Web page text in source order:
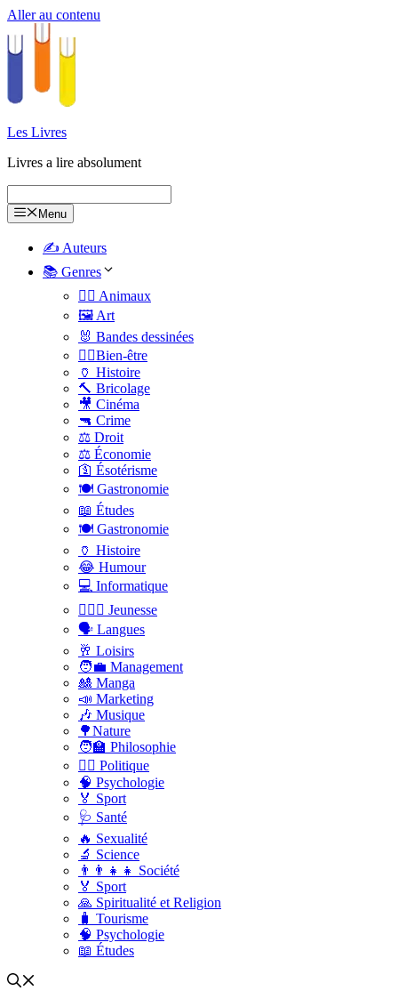
Aller au contenu
Les Livres
Livres a lire absolument
Menu
✍️ Auteurs
📚 Genres
🐕‍🦺 Animaux
🖼️ Art
🐰 Bandes dessinées
🧑‍⚕️Bien-être
🏺 Histoire
🔨 Bricolage
🎥 Cinéma
🔫 Crime
⚖️ Droit
⚖️ Économie
🛐 Ésotérisme
🍽️ Gastronomie
📖 Études
🍽️ Gastronomie
🏺 Histoire
😂 Humour
💻 Informatique
🤸🏽‍♀️ Jeunesse
🗣 Langues
🥂 Loisirs
🧑‍💼 Management
🎎 Manga
📣 Marketing
🎶 Musique
🌳Nature
🧑‍🏫 Philosophie
👨‍⚖️ Politique
🧠 Psychologie
🏅 Sport
🩺 Santé
🔥 Sexualité
🔬 Science
👨‍👨‍👧‍👧 Société
🏅 Sport
🙏 Spiritualité et Religion
🧳 Tourisme
🧠 Psychologie
📖 Études